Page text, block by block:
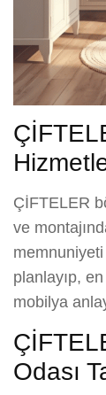
ÇİFTELER
ve
memnuniyeti
planlayıp,
mobilya
Odası